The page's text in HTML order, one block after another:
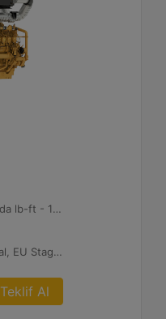
8275 1.200 dev/dk.da lb-ft - 11220 1.200 dev/dk.da Nm
U.S. EPA Tier 4 Final, EU Stage V
Teklif Al